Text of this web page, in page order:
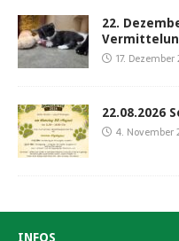
22.
17.
22.08.2026
4. November
INFOS